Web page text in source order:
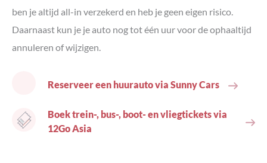
ben je altijd all-in verzekerd en heb je geen eigen risico.
Daarnaast kun je je auto nog tot één uur voor de ophaaltijd
annuleren of wijzigen.
Reserveer een huurauto via Sunny Cars
Boek trein-, bus-, boot- en vliegtickets via
12Go Asia